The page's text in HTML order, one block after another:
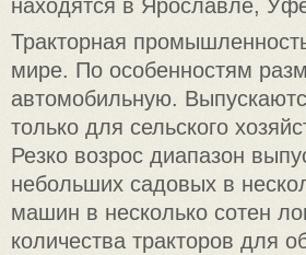
находятся в Ярославле,
Тракторная
мире. По особенностям
автомобильную.
только для сельского
Резко возрос диапазон
небольших садовых в
машин в несколько сотен
количества тракторов для